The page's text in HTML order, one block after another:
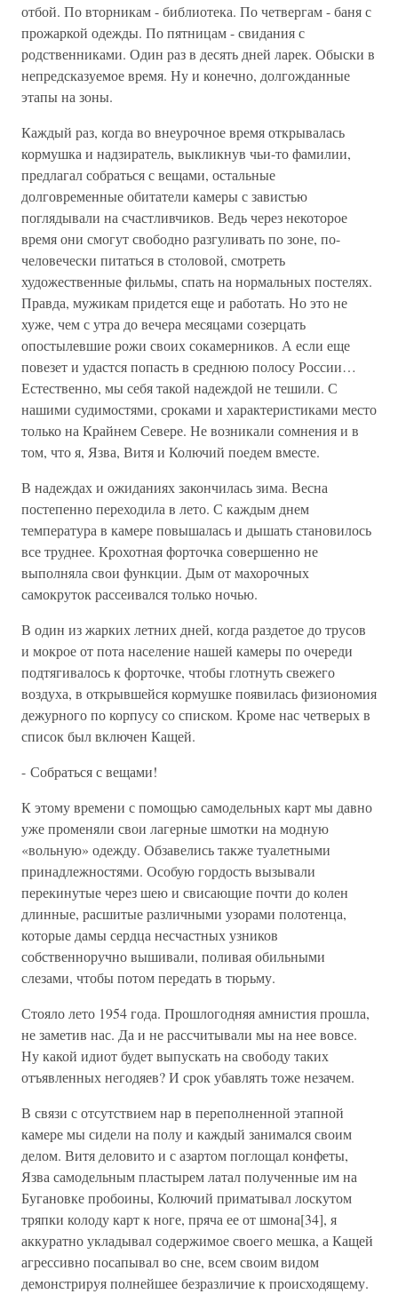
отбой. По вторникам - библиотека. По четвергам - баня с
прожаркой одежды. По пятницам - свидания с
родственниками. Один раз в десять дней ларек. Обыски в
непредсказуемое время. Ну и конечно, долгожданные
этапы на зоны.
Каждый раз, когда во внеурочное время открывалась
кормушка и надзиратель, выкликнув чьи-то фамилии,
предлагал собраться с вещами, остальные
долговременные обитатели камеры с завистью
поглядывали на счастливчиков. Ведь через некоторое
время они смогут свободно разгуливать по зоне, по-
человечески питаться в столовой, смотреть
художественные фильмы, спать на нормальных постелях.
Правда, мужикам придется еще и работать. Но это не
хуже, чем с утра до вечера месяцами созерцать
опостылевшие рожи своих сокамерников. А если еще
повезет и удастся попасть в среднюю полосу России…
Естественно, мы себя такой надеждой не тешили. С
нашими судимостями, сроками и характеристиками место
только на Крайнем Севере. Не возникали сомнения и в
том, что я, Язва, Витя и Колючий поедем вместе.
В надеждах и ожиданиях закончилась зима. Весна
постепенно переходила в лето. С каждым днем
температура в камере повышалась и дышать становилось
все труднее. Крохотная форточка совершенно не
выполняла свои функции. Дым от махорочных
самокруток рассеивался только ночью.
В один из жарких летних дней, когда раздетое до трусов
и мокрое от пота население нашей камеры по очереди
подтягивалось к форточке, чтобы глотнуть свежего
воздуха, в открывшейся кормушке появилась физиономия
дежурного по корпусу со списком. Кроме нас четверых в
список был включен Кащей.
- Собраться с вещами!
К этому времени с помощью самодельных карт мы давно
уже променяли свои лагерные шмотки на модную
«вольную» одежду. Обзавелись также туалетными
принадлежностями. Особую гордость вызывали
перекинутые через шею и свисающие почти до колен
длинные, расшитые различными узорами полотенца,
которые дамы сердца несчастных узников
собственноручно вышивали, поливая обильными
слезами, чтобы потом передать в тюрьму.
Стояло лето 1954 года. Прошлогодняя амнистия прошла,
не заметив нас. Да и не рассчитывали мы на нее вовсе.
Ну какой идиот будет выпускать на свободу таких
отъявленных негодяев? И срок убавлять тоже незачем.
В связи с отсутствием нар в переполненной этапной
камере мы сидели на полу и каждый занимался своим
делом. Витя деловито и с азартом поглощал конфеты,
Язва самодельным пластырем латал полученные им на
Бугановке пробоины, Колючий приматывал лоскутом
тряпки колоду карт к ноге, пряча ее от шмона[34], я
аккуратно укладывал содержимое своего мешка, а Кащей
агрессивно посапывал во сне, всем своим видом
демонстрируя полнейшее безразличие к происходящему.